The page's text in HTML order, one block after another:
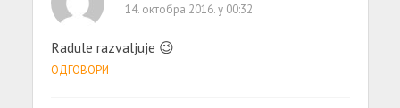
14. октобра 2016. у 00:32
Radule razvaljuje 😉
ОДГОВОРИ